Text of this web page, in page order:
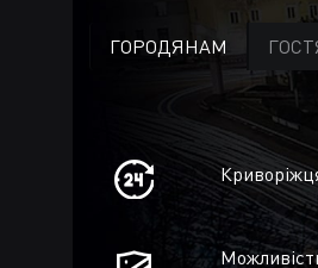
ГОРОДЯНАМ